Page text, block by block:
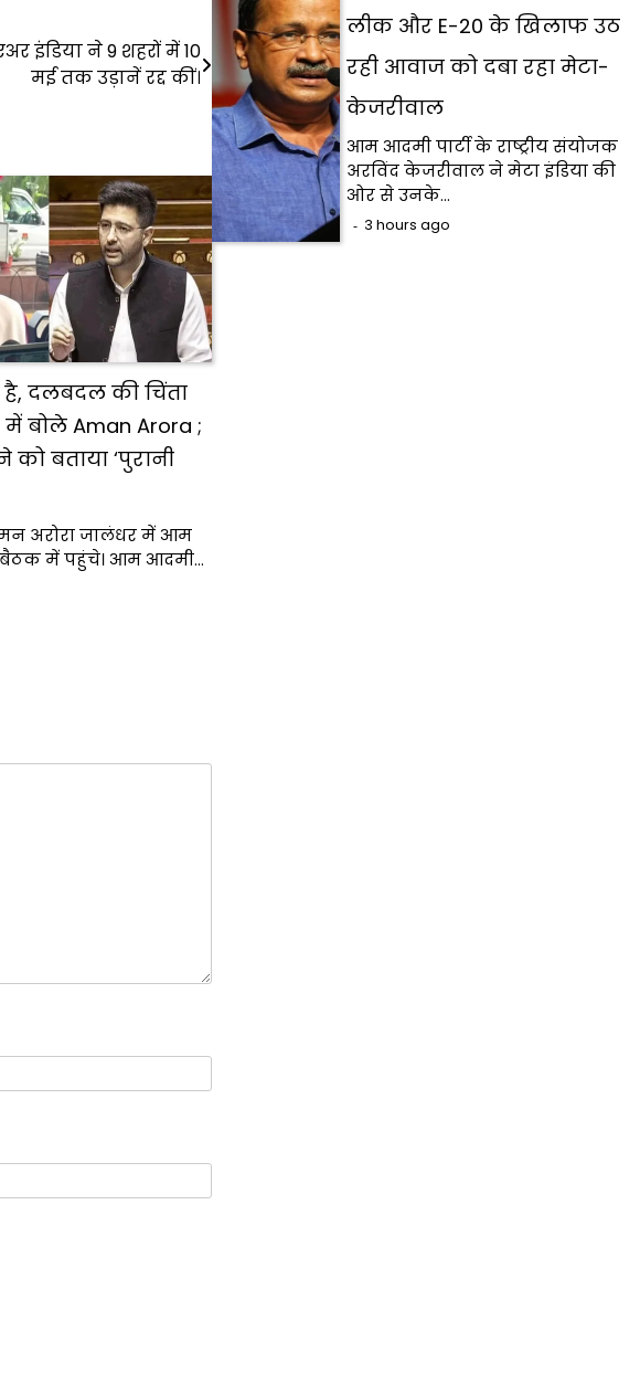
इंडिया ने 9 शहरों में 10
मई तक उड़ानें रद्द कीं।
है, दलबदल की चिंता
में बोले Aman Arora ;
बताया ‘पुरानी
अरोरा जालंधर में आम
बैठक में पहुंचे। आम आदमी…
लीक और E-20 के खिलाफ उठ
रही आवाज को दबा रहा मेटा-
केजरीवाल
आम आदमी पार्टी के राष्ट्रीय संयोजक
अरविंद केजरीवाल ने मेटा इंडिया की
ओर से उनके…
3 hours ago